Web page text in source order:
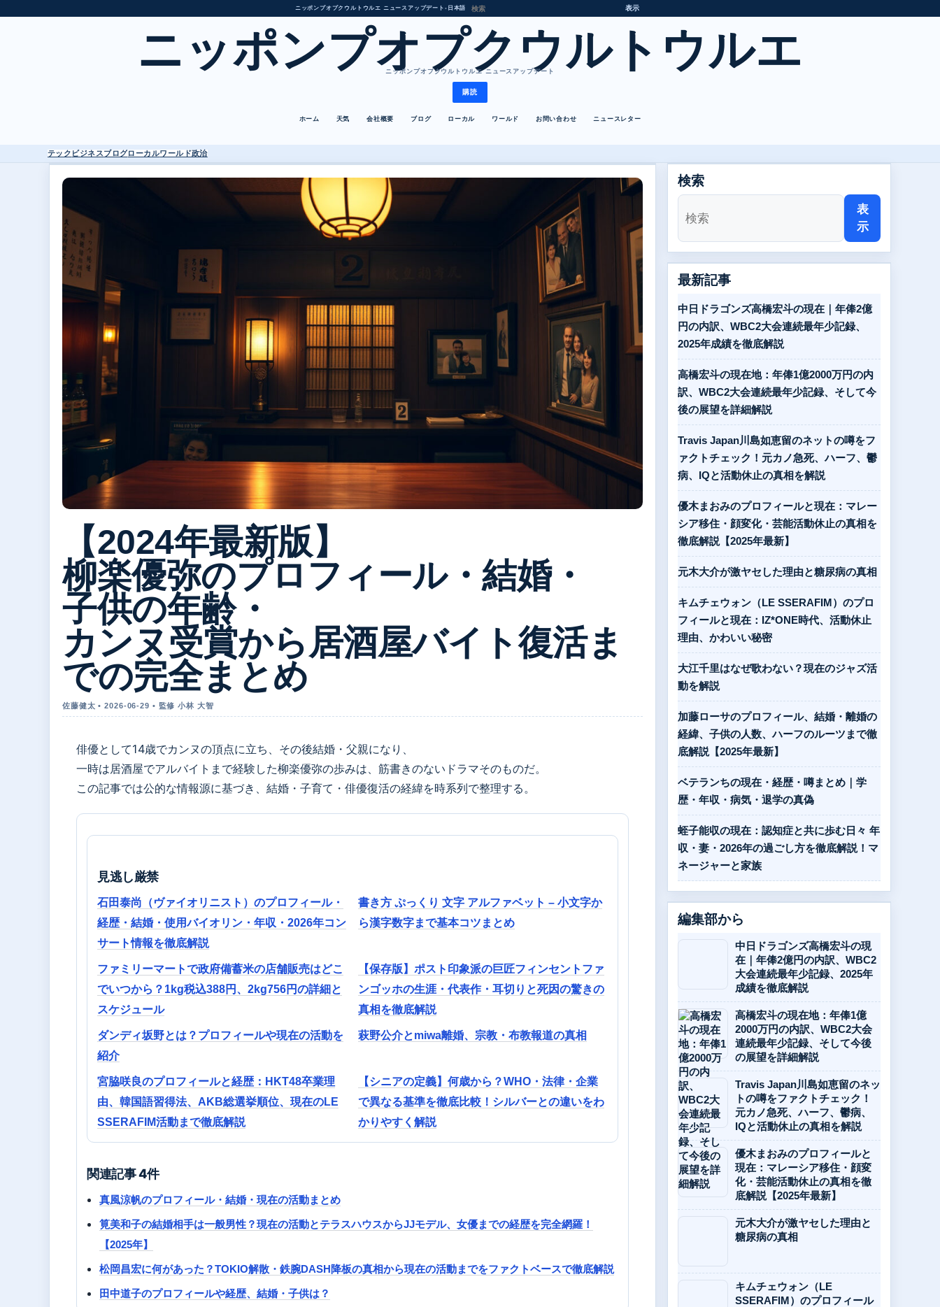
ニッポンプオプクウルトウルエ ニュースアップデート • 日本語 表示
ニッポンプオプクウルトウルエ
ニッポンプオプクウルトウルエ ニュースアップデート
購読
ホーム 天気 会社概要 ブログ ローカル ワールド お問い合わせ ニュースレター
テック ビジネスブログローカルワールド政治
【2024年最新版】
柳楽優弥のプロフィール・結婚・
子供の年齢・
カンヌ受賞から居酒屋バイト復活ま
での完全まとめ
佐藤健太 • 2026-06-29 • 監修 小林 大智
俳優として14歳でカンヌの頂点に立ち、その後結婚・父親になり、
一時は居酒屋でアルバイトまで経験した柳楽優弥の歩みは、筋書きのないドラマそのものだ。
この記事では公的な情報源に基づき、結婚・子育て・俳優復活の経緯を時系列で整理する。
見逃し厳禁
石田泰尚（ヴァイオリニスト）のプロフィール・
経歴・結婚・使用バイオリン・年収・2026年コン
サート情報を徹底解説
書き方 ぷっくり 文字 アルファベット – 小文字か
ら漢字数字まで基本コツまとめ
ファミリーマートで政府備蓄米の店舗販売はどこ
でいつから？1kg税込388円、2kg756円の詳細と
スケジュール
【保存版】ポスト印象派の巨匠フィンセントファ
ンゴッホの生涯・代表作・耳切りと死因の驚きの
真相を徹底解説
ダンディ坂野とは？プロフィールや現在の活動を
紹介
萩野公介とmiwa離婚、宗教・布教報道の真相
宮脇咲良のプロフィールと経歴：HKT48卒業理
由、韓国語習得法、AKB総選挙順位、現在のLE
SSERAFIM活動まで徹底解説
【シニアの定義】何歳から？WHO・法律・企業
で異なる基準を徹底比較！シルバーとの違いをわ
かりやすく解説
関連記事 4件
真風涼帆のプロフィール・結婚・現在の活動まとめ
筧美和子の結婚相手は一般男性？現在の活動とテラスハウスからJJモデル、女優までの経歴を完全網羅！
【2025年】
松岡昌宏に何があった？TOKIO解散・鉄腕DASH降板の真相から現在の活動までをファクトベースで徹底解説
田中道子のプロフィールや経歴、結婚・子供は？
検索
表
示
最新記事
中日ドラゴンズ高橋宏斗の現在｜年俸2億
円の内訳、WBC2大会連続最年少記録、
2025年成績を徹底解説
高橋宏斗の現在地：年俸1億2000万円の内
訳、WBC2大会連続最年少記録、そして今
後の展望を詳細解説
Travis Japan川島如恵留のネットの噂をフ
ァクトチェック！元カノ急死、ハーフ、鬱
病、IQと活動休止の真相を解説
優木まおみのプロフィールと現在：マレー
シア移住・顔変化・芸能活動休止の真相を
徹底解説【2025年最新】
元木大介が激ヤセした理由と糖尿病の真相
キムチェウォン（LE SSERAFIM）のプロ
フィールと現在：IZ*ONE時代、活動休止
理由、かわいい秘密
大江千里はなぜ歌わない？現在のジャズ活
動を解説
加藤ローサのプロフィール、結婚・離婚の
経緯、子供の人数、ハーフのルーツまで徹
底解説【2025年最新】
ベテランちの現在・経歴・噂まとめ｜学
歴・年収・病気・退学の真偽
蛭子能収の現在：認知症と共に歩む日々 年
収・妻・2026年の過ごし方を徹底解説！マ
ネージャーと家族
編集部から
中日ドラゴンズ高橋宏斗の現
在｜年俸2億円の内訳、WBC2
大会連続最年少記録、2025年
成績を徹底解説
高橋宏斗の現在地：年俸1億
2000万円の内訳、WBC2大会
連続最年少記録、そして今後
の展望を詳細解説
Travis Japan川島如恵留のネッ
トの噂をファクトチェック！
元カノ急死、ハーフ、鬱病、
IQと活動休止の真相を解説
優木まおみのプロフィールと
現在：マレーシア移住・顔変
化・芸能活動休止の真相を徹
底解説【2025年最新】
元木大介が激ヤセした理由と
糖尿病の真相
キムチェウォン（LE
SSERAFIM）のプロフィール